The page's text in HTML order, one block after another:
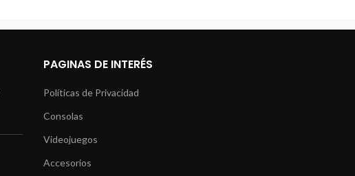
PAGINAS DE INTERÉS
Políticas de Privacidad
Consolas
Videojuegos
Accesorios